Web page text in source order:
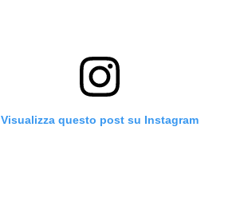
Visualizza questo post su Instagram